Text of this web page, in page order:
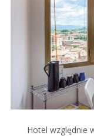
Hotel względnie